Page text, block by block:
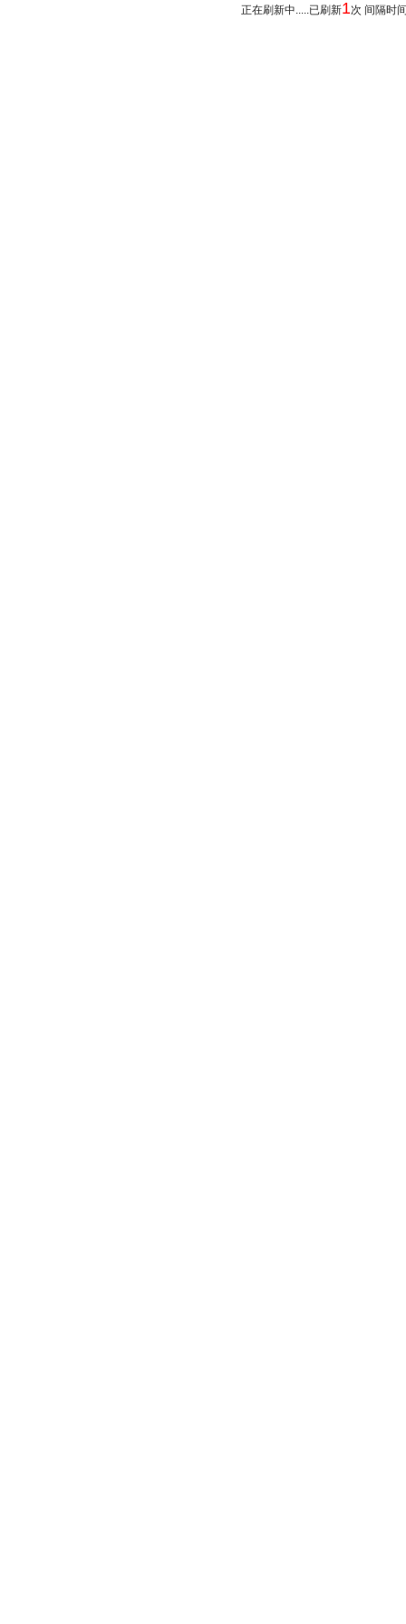
正在刷新中.....已刷新1次 间隔时